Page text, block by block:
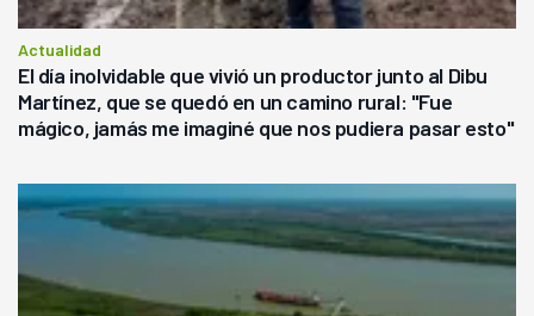
Actualidad
El día inolvidable que vivió un productor junto al Dibu
Martínez, que se quedó en un camino rural: "Fue
mágico, jamás me imaginé que nos pudiera pasar esto"